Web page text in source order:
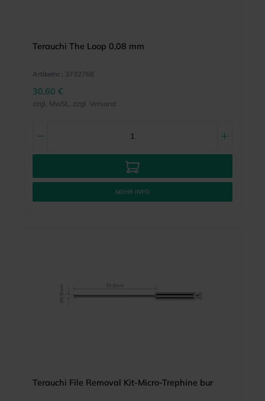
Terauchi The Loop 0,08 mm
Artikelnr.: 3732768
30,60 €
zzgl. MwSt., zzgl. Versand
MEHR INFO
Terauchi File Removal Kit-Micro-Trephine bur